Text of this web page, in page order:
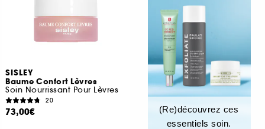
SISLEY
Baume Confort Lèvres
Soin Nourrissant Pour Lèvres
20
73,00€
(Re)découvrez ces
essentiels soin.